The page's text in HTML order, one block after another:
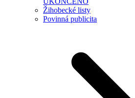
Žihobecké listy
Povinná publicita